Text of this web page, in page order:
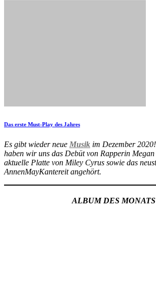
Das erste Must-Play des Jahres
Es gibt wieder neue Musik im Dezember
haben wir uns das Debüt von Rapperin
aktuelle Platte von Miley Cyrus sowie das
AnnenMayKantereit angehört.
ALBUM DES MONATS